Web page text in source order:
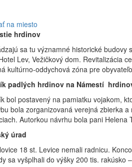
na miesto
hrdinov
sa tu významné historické
Lev, Vežičkový dom. Revitalizácia
kultúrno-oddychová zóna pre
padlých hrdinov na Námestí
bol postavený na pamiatku vojakom,
bola zorganizovaná verejná zbierka
Autorkou návrhu bola pani Helena
úrad
18 st. Levice nemali radnicu.
sa vyšplhali do výšky 200 tis. rakúsko